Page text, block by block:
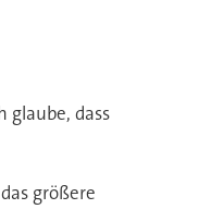
glaube, dass
größere